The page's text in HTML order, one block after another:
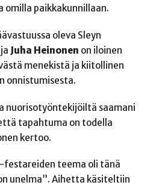
paikkakunnillaan.
oleva Sleyn
Juha Heinonen on iloinen
menekistä ja kiitollinen
onnistumisesta.
nuorisotyöntekijöiltä saamani
tapahtuma on todella
kertoo.
festareiden teema oli tänä
unelma”. Aihetta käsiteltiin